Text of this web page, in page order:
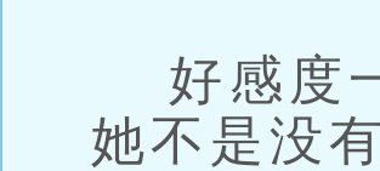
好感度
她不是没